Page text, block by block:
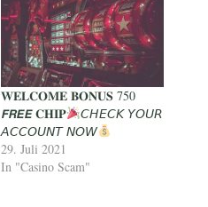
𝐖𝐄𝐋𝐂𝐎𝐌𝐄 𝐁𝐎𝐍𝐔𝐒 750
𝙁𝙍𝙀𝙀 𝐂𝐇𝐈𝐏
𝘊𝘏𝘌𝘊𝘒 𝘠𝘖𝘜𝘙
𝘈𝘊𝘊𝘖𝘜𝘕𝘛 𝘕𝘖𝘞
29. Juli 2021
In "Casino Scam"